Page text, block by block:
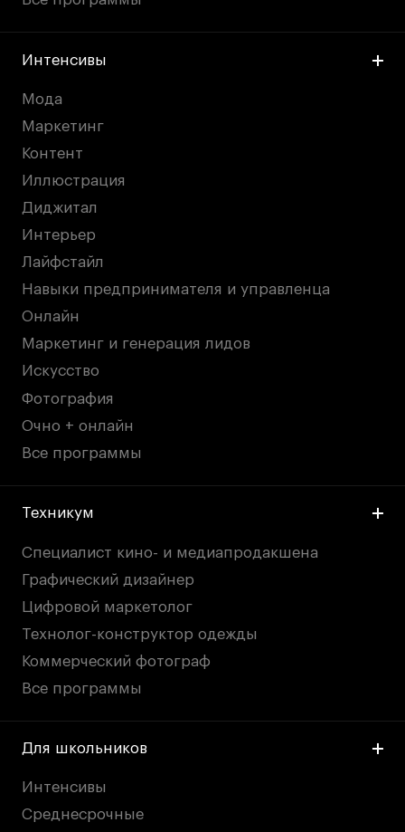
Интенсивы
Мода
Маркетинг
Контент
Иллюстрация
Диджитал
Интерьер
Лайфстайл
Навыки предпринимателя и управленца
Онлайн
Маркетинг и генерация лидов
Искусство
Фотография
Очно + онлайн
Все программы
Техникум
Специалист кино- и медиапродакшена
Графический дизайнер
Цифровой маркетолог
Технолог-конструктор одежды
Коммерческий фотограф
Все программы
Для школьников
Интенсивы
Среднесрочные